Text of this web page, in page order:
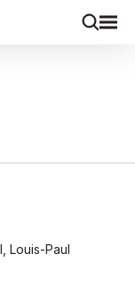
Louis-Paul